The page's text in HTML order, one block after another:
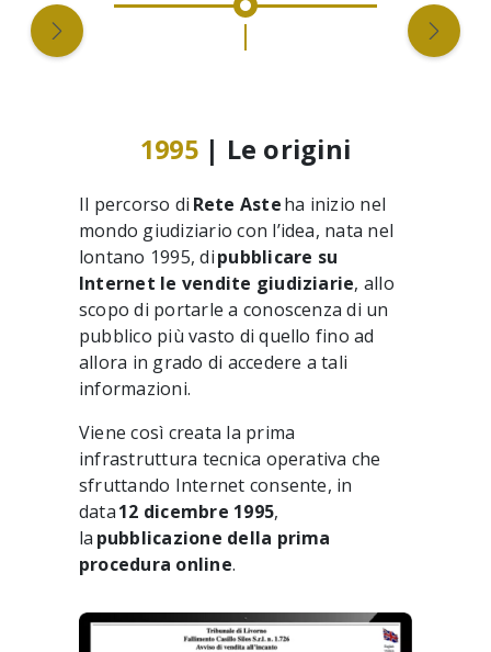
1995| Le origini
Il percorso di Rete Asteha inizio nel
mondo giudiziario con l’idea, nata nel
lontano 1995, dipubblicare su
Internet le vendite giudiziarie, allo
scopo di portarle a conoscenza di un
pubblico più vasto di quello fino ad
allora in grado di accedere a tali
informazioni.
Viene così creata la prima
infrastruttura tecnica operativa che
sfruttando Internet consente, in
data12 dicembre 1995,
la pubblicazione della prima
procedura online.